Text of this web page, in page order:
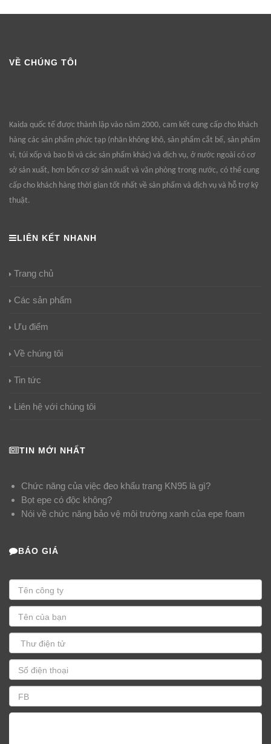
VỀ CHÚNG TÔI
Kaida quốc tế được thành lập vào năm 2000, cam kết cung cấp cho khách
hàng các sản phẩm phức tạp (nhãn không khô, sản phẩm cắt bế, sản phẩm
vỉ, túi xốp và bao bì và các sản phẩm khác) và dịch vụ, ở nước ngoài có cơ
sở sản xuất, hơn bốn cơ sở sản xuất và văn phòng trong nước, có thể cung
cấp cho khách hàng thời gian tốt nhất về sản phẩm và dịch vụ và hỗ trợ kỹ
thuật.
LIÊN KẾT NHANH
Trang chủ
Các sản phẩm
Ưu điểm
Về chúng tôi
Tin tức
Liên hệ với chúng tôi
TIN MỚI NHẤT
Chức năng của việc đeo khẩu trang KN95 là gì?
Bọt epe có độc không?
Nói về chức năng bảo vệ môi trường xanh của epe foam
BÁO GIÁ